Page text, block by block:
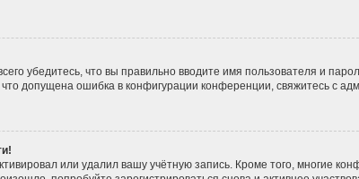
убедитесь, что вы правильно вводите имя пользователя и
допущена ошибка в конфигурации конференции, свяжитесь с
или удалил вашу учётную запись. Кроме того, многие